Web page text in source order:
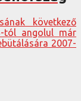
következő
tól angolul már
2007-